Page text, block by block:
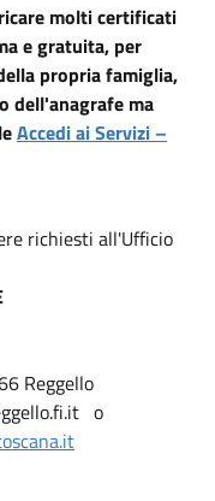
molti certificati
e gratuita, per
propria famiglia,
dell'anagrafe ma
Accedi ai Servizi –
richiesti all'Ufficio
Reggello
o